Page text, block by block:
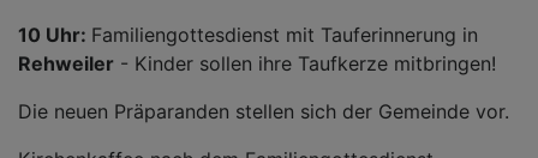
10 Uhr: Familiengottesdienst mit Tauferinnerung in
Rehweiler - Kinder sollen ihre Taufkerze mitbringen!
Die neuen Präparanden stellen sich der Gemeinde vor.